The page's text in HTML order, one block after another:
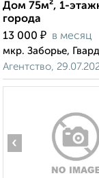
Дом 75м², 1-
города
13 000 ₽ в месяц
мкр. Заборье,
Агентство,
‹